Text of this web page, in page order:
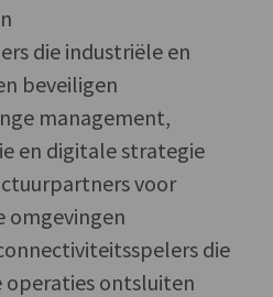
die industriële en
beveiligen
management,
en digitale strategie
voor
omgevingen
die
ontsluiten